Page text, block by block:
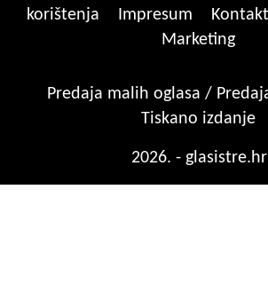
korištenja
Impresum Kontakt
Marketing
Predaja malih oglasa /
Tiskano izdanje
2026. - glasistre.hr